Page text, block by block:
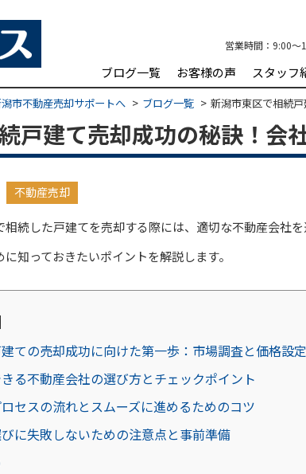
営業時間： 9:00～
ブログ一覧 お客様の声 スタッフ
市不動産売却サポートへ ブログ一覧 新潟市東区で相続
戸建て売却成功の秘訣！会
不動産売却
相続した戸建てを売却する際には、適切な不動産会社
知っておきたいポイントを解説します。
建ての売却成功に向けた第一歩：市場調査と価格設定
きる不動産会社の選び方とチェックポイント
ロセスの流れとスムーズに進めるためのコツ
びに失敗しないための注意点と事前準備